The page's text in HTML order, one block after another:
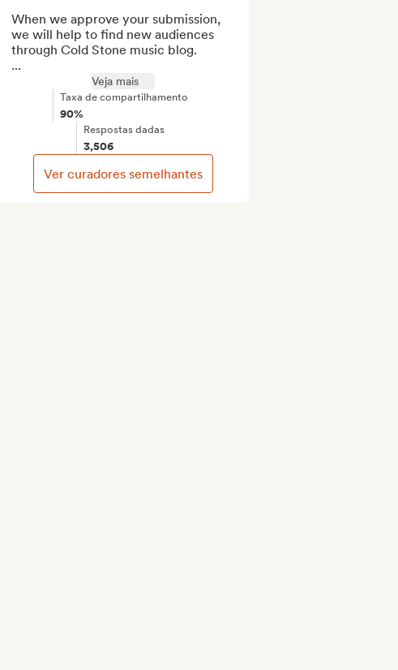
When we approve your submission,
we will help to find new audiences
through Cold Stone music blog.
...
Veja mais
Taxa de compartilhamento
90%
Respostas dadas
3,506
Ver curadores semelhantes